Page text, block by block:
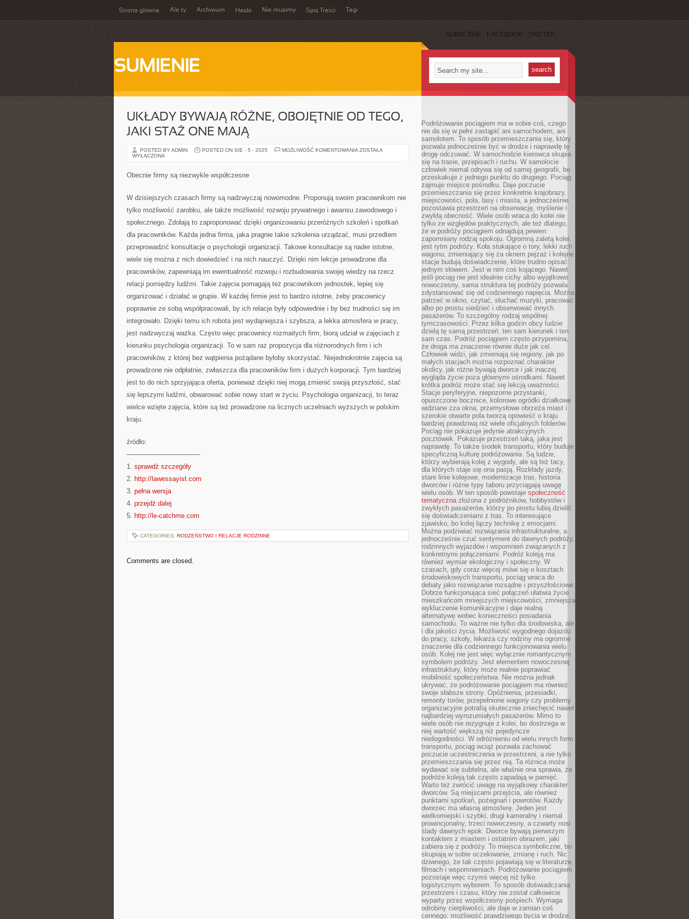
Strona główna Ale ty Archiwum Hasło Nie musimy Spis Treści Tagi
SUBSCRIBE FACEBOOK TWITTER
SUMIENIE
UKŁADY BYWAJĄ RÓŻNE, OBOJĘTNIE OD TEGO,
JAKI STAŻ ONE MAJĄ
POSTED BY ADMIN POSTED ON SIE - 5 - 2025 MOŻLIWOŚĆ KOMENTOWANIA UKŁADY
MAJĄ
ZOSTAŁA
WYŁĄCZONA
Obecnie firmy są niezwykle współczesne
W dzisiejszych czasach firmy są nadzwyczaj nowomodne. Proponują swoim pracownikom nie
tylko możliwość zarobku, ale także możliwość rozwoju prywatnego i awansu zawodowego i
społecznego. Zdołają to zaproponować dzięki organizowaniu przeróżnych szkoleń i spotkań
dla pracowników. Każda jedna firma, jaka pragnie takie szkolenia urządzać, musi przedtem
przeprowadzić konsultacje o psychologii organizacji. Takowe konsultacje są nader istotne,
wiele się można z nich dowiedzieć i na nich nauczyć. Dzięki nim lekcje prowadzone dla
pracowników, zapewniają im ewentualność rozwoju i rozbudowania swojej wiedzy na rzecz
relacji pomiędzy ludźmi. Takie zajęcia pomagają też pracownikom jednostek, lepiej się
organizować i działać w grupie. W każdej firmie jest to bardzo istotne, żeby pracownicy
poprawnie ze sobą współpracowali, by ich relacje były odpowiednie i by bez trudności się im
integrowało. Dzięki temu ich robota jest wydajniejsza i szybsza, a lekka atmosfera w pracy,
jest nadzwyczaj ważka. Często więc pracownicy rozmaitych firm, biorą udział w zajęciach z
kierunku psychologia organizacji. To w sam raz propozycja dla różnorodnych firm i ich
pracowników, z której bez wątpienia pożądane byłoby skorzystać. Niejednokrotnie zajęcia są
prowadzone nie odpłatnie, zwłaszcza dla pracowników firm i dużych korporacji. Tym bardziej
jest to do nich sprzyjająca oferta, ponieważ dzięki niej mogą zmienić swoją przyszłość, stać
się lepszymi ludźmi, obwarować sobie nowy start w życiu. Psychologia organizacji, to teraz
wielce wzięte zajęcia, które są też prowadzone na licznych uczelniach wyższych w polskim
kraju.
źródło:
———————————
1. sprawdź szczegóły
2. http://lawessayist.com
3. pełna wersja
4. przejdź dalej
5. http://le-catchme.com
CATEGORIES: RODZEŃSTWO I RELACJE RODZINNE
Comments are closed.
Podróżowanie pociągiem ma w sobie coś, czego
nie da się w pełni zastąpić ani samochodem, ani
samolotem. To sposób przemieszczania się, który
pozwala jednocześnie być w drodze i naprawdę tę
drogę odczuwać. W samochodzie kierowca skupia
się na trasie, przepisach i ruchu. W samolocie
człowiek niemal odrywa się od samej geografii, bo
przeskakuje z jednego punktu do drugiego. Pociąg
zajmuje miejsce pośrodku. Daje poczucie
przemieszczania się przez konkretne krajobrazy,
miejscowości, pola, lasy i miasta, a jednocześnie
pozostawia przestrzeń na obserwację, myślenie i
zwykłą obecność. Wiele osób wraca do kolei nie
tylko ze względów praktycznych, ale też dlatego,
że w podróży pociągiem odnajdują pewien
zapomniany rodzaj spokoju. Ogromną zaletą kolei
jest rytm podróży. Koła stukające o tory, lekki ruch
wagonu, zmieniający się za oknem pejzaż i kolejne
stacje budują doświadczenie, które trudno opisać
jednym słowem. Jest w nim coś kojącego. Nawet
jeśli pociąg nie jest idealnie cichy albo wyjątkowo
nowoczesny, sama struktura tej podróży pozwala
zdystansować się od codziennego napięcia. Można
patrzeć w okno, czytać, słuchać muzyki, pracować
albo po prostu siedzieć i obserwować innych
pasażerów. To szczególny rodzaj wspólnej
tymczasowości. Przez kilka godzin obcy ludzie
dzielą tę samą przestrzeń, ten sam kierunek i ten
sam czas. Podróż pociągiem często przypomina,
że droga ma znaczenie równie duże jak cel.
Człowiek widzi, jak zmieniają się regiony, jak po
małych stacjach można rozpoznać charakter
okolicy, jak różne bywają dworce i jak inaczej
wygląda życie poza głównymi ośrodkami. Nawet
krótka podróż może stać się lekcją uważności.
Stacje peryferyjne, niepozorne przystanki,
opuszczone bocznice, kolorowe ogródki działkowe
widziane zza okna, przemysłowe obrzeża miast i
szerokie otwarte pola tworzą opowieść o kraju
bardziej prawdziwą niż wiele oficjalnych folderów.
Pociąg nie pokazuje jedynie atrakcyjnych
pocztówek. Pokazuje przestrzeń taką, jaka jest
naprawdę. To także środek transportu, który buduje
specyficzną kulturę podróżowania. Są ludzie,
którzy wybierają kolej z wygody, ale są też tacy,
dla których staje się ona pasją. Rozkłady jazdy,
stare linie kolejowe, modernizacje tras, historia
dworców i różne typy taboru przyciągają uwagę
wielu osób. W ten sposób powstaje społeczność
tematycznazłożona z podróżników, hobbystów i
zwykłych pasażerów, którzy po prostu lubią dzielić
się doświadczeniami z tras. To interesujące
zjawisko, bo kolej łączy technikę z emocjami.
Można podziwiać rozwiązania infrastrukturalne, a
jednocześnie czuć sentyment do dawnych podróży,
rodzinnych wyjazdów i wspomnień związanych z
konkretnymi połączeniami. Podróż koleją ma
również wymiar ekologiczny i społeczny. W
czasach, gdy coraz więcej mówi się o kosztach
środowiskowych transportu, pociąg wraca do
debaty jako rozwiązanie rozsądne i przyszłościowe.
Dobrze funkcjonująca sieć połączeń ułatwia życie
mieszkańcom mniejszych miejscowości, zmniejsza
wykluczenie komunikacyjne i daje realną
alternatywę wobec konieczności posiadania
samochodu. To ważne nie tylko dla środowiska, ale
i dla jakości życia. Możliwość wygodnego dojazdu
do pracy, szkoły, lekarza czy rodziny ma ogromne
znaczenie dla codziennego funkcjonowania wielu
osób. Kolej nie jest więc wyłącznie romantycznym
symbolem podróży. Jest elementem nowoczesnej
infrastruktury, który może realnie poprawiać
mobilność społeczeństwa. Nie można jednak
ukrywać, że podróżowanie pociągiem ma również
swoje słabsze strony. Opóźnienia, przesiadki,
remonty torów, przepełnione wagony czy problemy
organizacyjne potrafią skutecznie zniechęcić nawet
najbardziej wyrozumiałych pasażerów. Mimo to
wiele osób nie rezygnuje z kolei, bo dostrzega w
niej wartość większą niż pojedyncze
niedogodności. W odróżnieniu od wielu innych form
transportu, pociąg wciąż pozwala zachować
poczucie uczestniczenia w przestrzeni, a nie tylko
przemieszczania się przez nią. Ta różnica może
wydawać się subtelna, ale właśnie ona sprawia, że
podróże koleją tak często zapadają w pamięć.
Warto też zwrócić uwagę na wyjątkowy charakter
dworców. Są miejscami przejścia, ale również
punktami spotkań, pożegnań i powrotów. Każdy
dworzec ma własną atmosferę. Jeden jest
wielkomiejski i szybki, drugi kameralny i niemal
prowincjonalny, trzeci nowoczesny, a czwarty nosi
ślady dawnych epok. Dworce bywają pierwszym
kontaktem z miastem i ostatnim obrazem, jaki
zabiera się z podróży. To miejsca symboliczne, bo
skupiają w sobie oczekiwanie, zmianę i ruch. Nic
dziwnego, że tak często pojawiają się w literaturze,
filmach i wspomnieniach. Podróżowanie pociągiem
pozostaje więc czymś więcej niż tylko
logistycznym wyborem. To sposób doświadczania
przestrzeni i czasu, który nie został całkowicie
wyparty przez współczesny pośpiech. Wymaga
odrobiny cierpliwości, ale daje w zamian coś
cennego: możliwość prawdziwego bycia w drodze.